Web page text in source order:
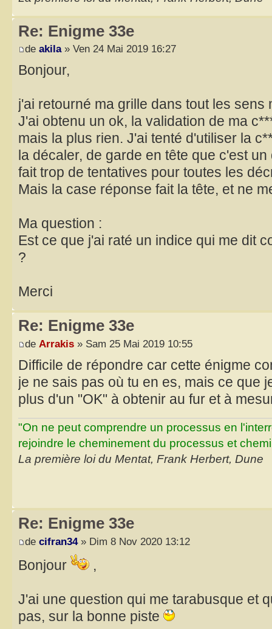
Re: Enigme 33e
de akila» Ven 24 Mai 2019 16:27
Bonjour,
j'ai retourné ma grille dans tout les sens
J'ai obtenu un ok, la validation de ma
mais la plus rien. J'ai tenté d'utiliser la
la décaler, de garde en tête que c'est
fait trop de tentatives pour toutes les
Mais la case réponse fait la tête, et ne
Ma question :
Est ce que j'ai raté un indice qui me dit
?
Merci
Re: Enigme 33e
de Arrakis » Sam 25 Mai 2019 10:55
Difficile de répondre car cette énigme
je ne sais pas où tu en es, mais ce que
plus d'un "OK" à obtenir au fur et à
"On ne peut comprendre un processus en
rejoindre le cheminement du processus et
La première loi du Mentat, Frank Herbert, Dune
Re: Enigme 33e
de cifran34» Dim 8 Nov 2020 13:12
Bonjour ,
J'ai une question qui me tarabusque et
pas, sur la bonne piste